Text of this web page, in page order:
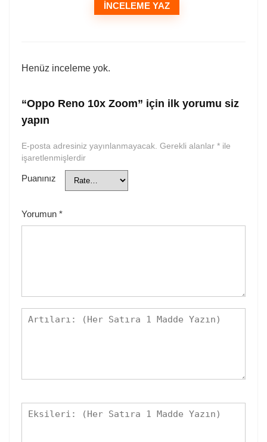
İNCELEME YAZ
Henüz inceleme yok.
“Oppo Reno 10x Zoom” için ilk yorumu siz
yapın
E-posta adresiniz yayınlanmayacak. Gerekli alanlar * ile
işaretlenmişlerdir
Puanınız
Yorumun *